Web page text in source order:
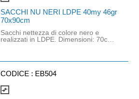
SACCHI NU NERI LDPE 40my 46gr
70x90cm
Sacchi nettezza di colore nero e
realizzati in LDPE. Dimensioni: 70cm
CODICE : EB504
compare_arrows